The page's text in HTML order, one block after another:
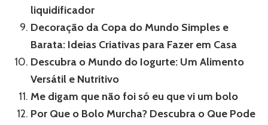
liquidificador
Decoração da Copa do Mundo Simples e
Barata: Ideias Criativas para Fazer em Casa
Descubra o Mundo do Iogurte: Um Alimento
Versátil e Nutritivo
Me digam que não foi só eu que vi um bolo
Por Que o Bolo Murcha? Descubra o Que Pode